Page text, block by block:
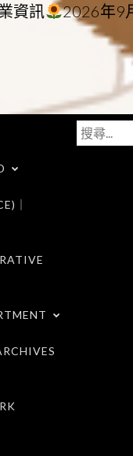
資訊
2026年9
｜
搜
尋